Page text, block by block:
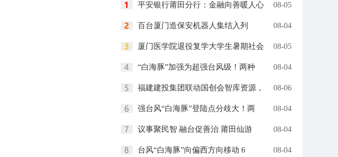
平安银行莆田分行：金融向善暖人心 08-05
百台厦门造保安机器人集结入列 08-04
厦门医学院退役复学大学生暑期社会 08-05
“白海豚”加强为超强台风级！两种 08-04
福建建投集团联动国创会智库资源， 08-06
强台风“白海豚”登陆点分歧大！两 08-04
议事聚民智 融台促善治 莆田仙游 08-04
台风“白海豚”向偏西方向移动 6 08-04